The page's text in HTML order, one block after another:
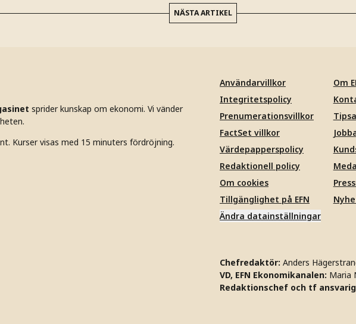
NÄSTA ARTIKEL
sprider kunskap om ekonomi. Vi vänder
Kurser visas med 15 minuters fördröjning.
Användarvillkor
Integritetspolicy
Prenumerationsvillkor
FactSet villkor
Värdepapperspolicy
Redaktionell policy
Om cookies
Tillgänglighet på EFN
Ändra datainställningar
Om
Chefredaktör: Anders
VD, EFN Ekonomikanalen: Maria
Redaktionschef och tf